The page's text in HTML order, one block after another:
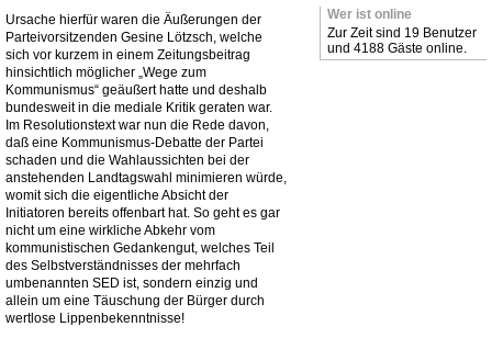
Ursache hierfür waren die Äußerungen der
Parteivorsitzenden Gesine Lötzsch, welche
sich vor kurzem in einem Zeitungsbeitrag
hinsichtlich möglicher „Wege zum
Kommunismus“ geäußert hatte und deshalb
bundesweit in die mediale Kritik geraten war.
Im Resolutionstext war nun die Rede davon,
daß eine Kommunismus-Debatte der Partei
schaden und die Wahlaussichten bei der
anstehenden Landtagswahl minimieren würde,
womit sich die eigentliche Absicht der
Initiatoren bereits offenbart hat. So geht es gar
nicht um eine wirkliche Abkehr vom
kommunistischen Gedankengut, welches Teil
des Selbstverständnisses der mehrfach
umbenannten SED ist, sondern einzig und
allein um eine Täuschung der Bürger durch
wertlose Lippenbekenntnisse!
Wer ist online
Zur Zeit sind 19 Benutzer
und 4188 Gäste online.